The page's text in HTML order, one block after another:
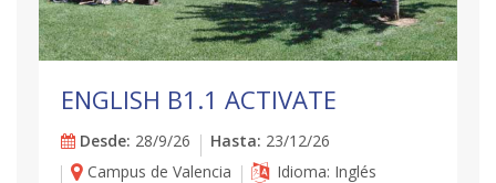
ENGLISH B1.1 ACTIVATE
Desde: 28/9/26 Hasta: 23/12/26
Campus de Valencia
Idioma: Inglés